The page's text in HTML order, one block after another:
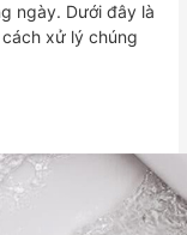
ngày. Dưới đây là
xử lý chúng